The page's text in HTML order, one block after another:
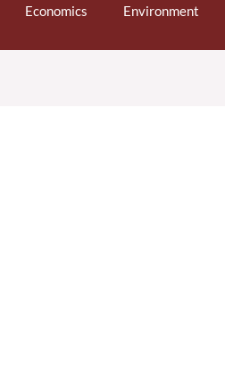
Economics Environment